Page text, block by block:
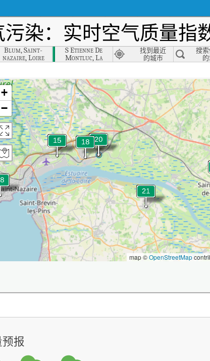
染：实时空气质量指
Blum, Saint-
nazaire, Loire
S Etienne De
Montluc, La
Basse-loire, Loire
找到最近
的城市
搜
数（AQI）。
+
−
map ©OpenStreetMap
报